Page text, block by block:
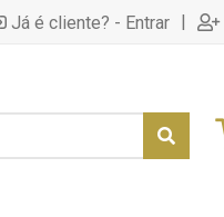
Já é cliente? - Entrar |